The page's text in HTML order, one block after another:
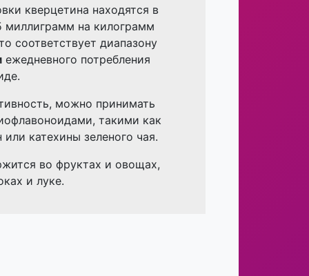
кверцетина находятся в
миллиграмм на килограмм
соответствует диапазону
ежедневного потребления
можно принимать
такими как
или катехины зеленого чая.
во фруктах и ​​овощах,
и луке.